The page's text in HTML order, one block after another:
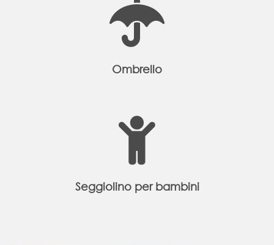
Ombrello
Seggiolino per bambini